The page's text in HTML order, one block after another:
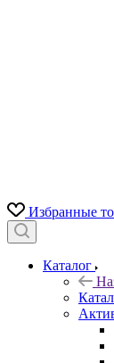
Избранные
Каталог